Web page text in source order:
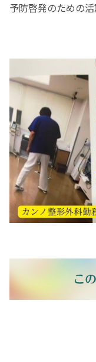
予防啓発のための活